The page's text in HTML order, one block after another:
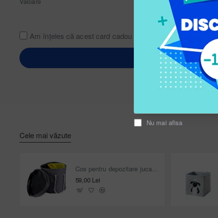
Nu mai afisa
Am înţeles că acest card cadou nu este rambursabil.
Cele mai văzute
59,00 Lei